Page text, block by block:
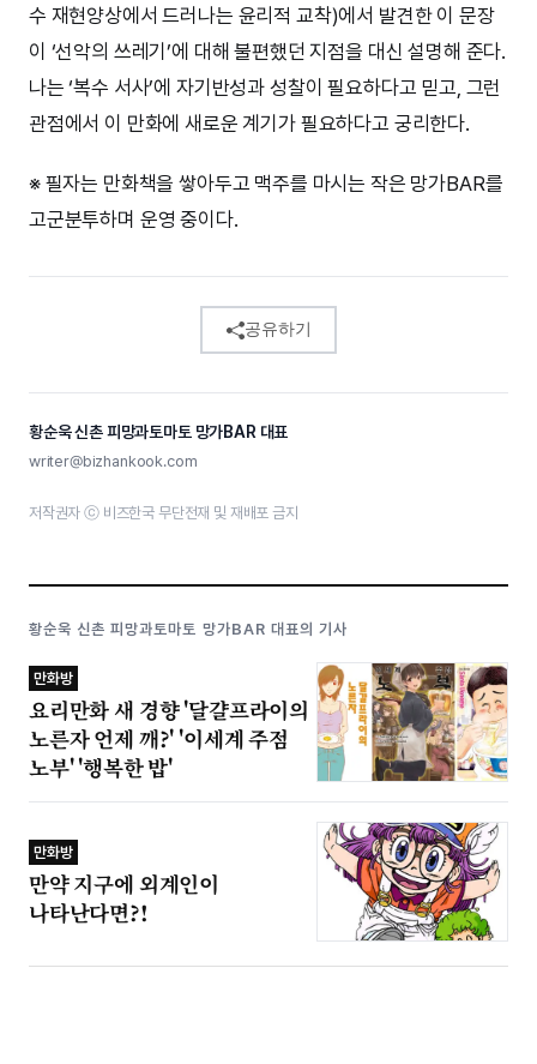
수 재현양상에서 드러나는 윤리적 교착)에서 발견한 이 문장
이 ‘선악의 쓰레기’에 대해 불편했던 지점을 대신 설명해 준다.
나는 ‘복수 서사’에 자기반성과 성찰이 필요하다고 믿고, 그런
관점에서 이 만화에 새로운 계기가 필요하다고 궁리한다.
※ 필자는 만화책을 쌓아두고 맥주를 마시는 작은 망가BAR를
고군분투하며 운영 중이다.
공유하기
황순욱 신촌 피망과토마토 망가BAR 대표
writer@bizhankook.com
저작권자 ⓒ 비즈한국 무단전재 및 재배포 금지
황순욱 신촌 피망과토마토 망가BAR 대표의 기사
만화방
요리만화 새 경향 '달걀프라이의
노른자 언제 깨?' '이세계 주점
노부' '행복한 밥'
만화방
만약 지구에 외계인이
나타난다면?!